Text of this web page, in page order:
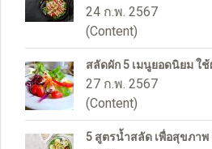
24 ก.พ. 2567
(Content)
สลัดผัก 5 เมนูยอดนิยม ใช้
27 ก.พ. 2567
(Content)
5 สูตรน้ำสลัด เพื่อสุขภา